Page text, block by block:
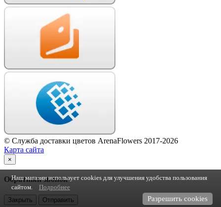
© Служба доставки цветов ArenaFlowers 2017-2026
Карта сайта
×
Обратный звонок
Закрыть Отправить
Наш магазин использует cookies для улучшения удобства пользования
сайтом.
Подробнее
Разрешить cookies